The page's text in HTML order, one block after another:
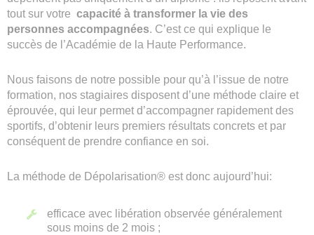
tout sur votre capacité à transformer la vie des
personnes accompagnées. C’est ce qui explique le
succès de l’Académie de la Haute Performance.
Nous faisons de notre possible pour qu’à l’issue de notre
formation, nos stagiaires disposent d’une méthode claire et
éprouvée, qui leur permet d’accompagner rapidement des
sportifs, d’obtenir leurs premiers résultats concrets et par
conséquent de prendre confiance en soi.
La méthode de Dépolarisation® est donc aujourd’hui:
efficace avec libération observée généralement
sous moins de 2 mois ;